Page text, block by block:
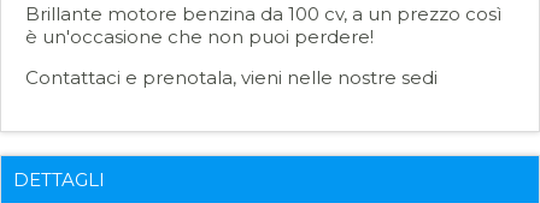
Brillante motore benzina da 100 cv, a un prezzo così
è un'occasione che non puoi perdere!
Contattaci e prenotala, vieni nelle nostre sedi
DETTAGLI